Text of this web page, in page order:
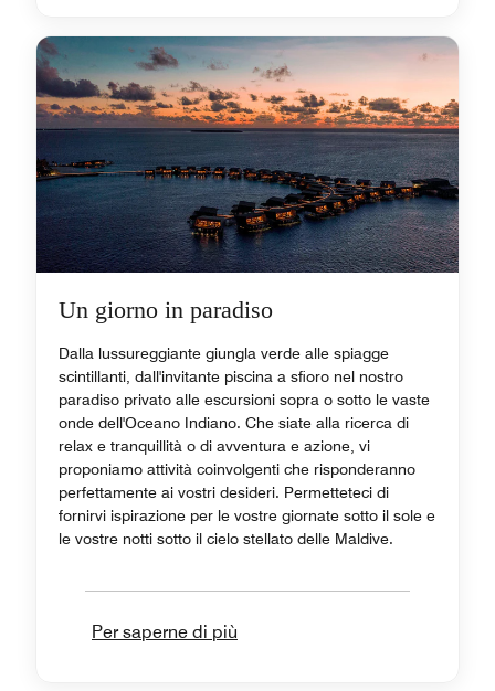
Un giorno in paradiso
Dalla lussureggiante giungla verde alle spiagge
scintillanti, dall'invitante piscina a sfioro nel nostro
paradiso privato alle escursioni sopra o sotto le vaste
onde dell'Oceano Indiano. Che siate alla ricerca di
relax e tranquillità o di avventura e azione, vi
proponiamo attività coinvolgenti che risponderanno
perfettamente ai vostri desideri. Permetteteci di
fornirvi ispirazione per le vostre giornate sotto il sole e
le vostre notti sotto il cielo stellato delle Maldive.
Per saperne di più